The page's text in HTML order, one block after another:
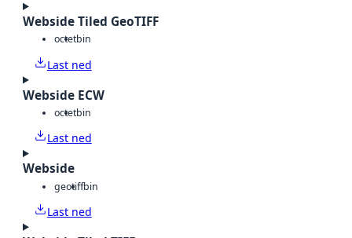
Webside Tiled GeoTIFF
octetbin
Last ned
Webside ECW
octetbin
Last ned
Webside
geotiffbin
Last ned